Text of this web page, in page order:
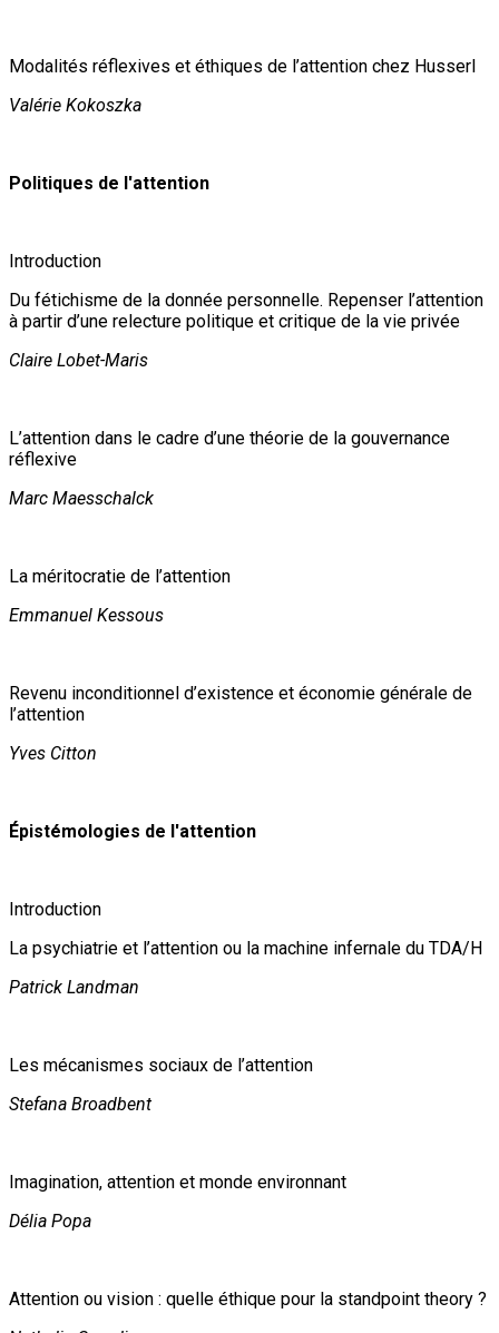
Modalités réflexives et éthiques de l’attention chez Husserl
Valérie Kokoszka
Politiques de l'attention
Introduction
Du fétichisme de la donnée personnelle. Repenser l’attention
à partir d’une relecture politique et critique de la vie privée
Claire Lobet-Maris
L’attention dans le cadre d’une théorie de la gouvernance
réflexive
Marc Maesschalck
La méritocratie de l’attention
Emmanuel Kessous
Revenu inconditionnel d’existence et économie générale de
l’attention
Yves Citton
Épistémologies de l'attention
Introduction
La psychiatrie et l’attention ou la machine infernale du TDA/H
Patrick Landman
Les mécanismes sociaux de l’attention
Stefana Broadbent
Imagination, attention et monde environnant
Délia Popa
Attention ou vision : quelle éthique pour la standpoint theory ?